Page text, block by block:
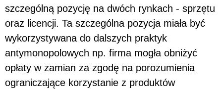
szczególną pozycję na dwóch rynkach - sprzętu
oraz licencji. Ta szczególna pozycja miała być
wykorzystywana do dalszych praktyk
antymonopolowych np. firma mogła obniżyć
opłaty w zamian za zgodę na porozumienia
ograniczające korzystanie z produktów